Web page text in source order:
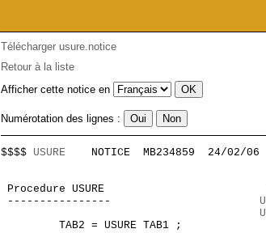
Télécharger usure.notice
Retour à la liste
Afficher cette notice en
Numérotation des lignes :
$$$$ USURE
NOTICE  MB234859  24/
Procedure USURE
----------------
         TAB2 = USURE TAB1 ;